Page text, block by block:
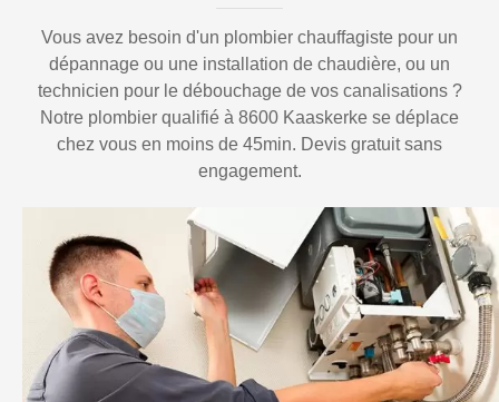
Vous avez besoin d'un plombier chauffagiste pour un
dépannage ou une installation de chaudière, ou un
technicien pour le débouchage de vos canalisations ?
Notre plombier qualifié à 8600 Kaaskerke se déplace
chez vous en moins de 45min. Devis gratuit sans
engagement.